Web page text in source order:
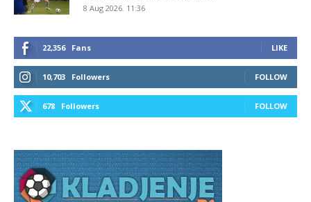
8 Aug 2026. 11:36
22,356 Fans LIKE
10,703 Followers FOLLOW
678 Followers FOLLOW